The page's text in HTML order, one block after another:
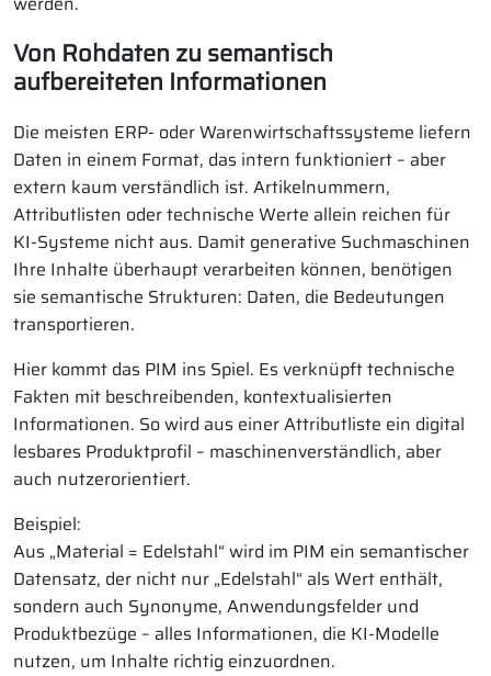
Von Rohdaten zu semantisch
aufbereiteten Informationen
Die meisten ERP- oder Warenwirtschaftssysteme liefern
Daten in einem Format, das intern funktioniert – aber
extern kaum verständlich ist. Artikelnummern,
Attributlisten oder technische Werte allein reichen für
KI-Systeme nicht aus. Damit generative Suchmaschinen
Ihre Inhalte überhaupt verarbeiten können, benötigen
sie semantische Strukturen: Daten, die Bedeutungen
transportieren.
Hier kommt das PIM ins Spiel. Es verknüpft technische
Fakten mit beschreibenden, kontextualisierten
Informationen. So wird aus einer Attributliste ein digital
lesbares Produktprofil – maschinenverständlich, aber
auch nutzerorientiert.
Beispiel:
Aus „Material = Edelstahl“ wird im PIM ein semantischer
Datensatz, der nicht nur „Edelstahl“ als Wert enthält,
sondern auch Synonyme, Anwendungsfelder und
Produktbezüge – alles Informationen, die KI-Modelle
nutzen, um Inhalte richtig einzuordnen.